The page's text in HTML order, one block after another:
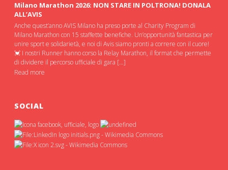
Milano Marathon 2026: NON STARE IN POLTRONA! DONALA
ALL’AVIS
Anche quest’anno AVIS Milano ha preso porte al Charity Program di
Milano Marathon con 15 staffette benefiche. Un’opportunità fantastica per
unire sport e solidarietà, e noi di Avis siamo pronti a correre con il cuore!
💓 I nostri Runner hanno corso la Relay Marathon, il format che permette
di dividere il percorso ufficiale di gara […]
Read more
SOCIAL